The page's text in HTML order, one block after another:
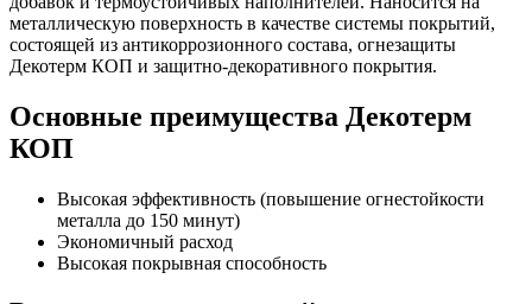
металлическую поверхность в качестве системы покрытий,
состоящей из антикоррозионного состава, огнезащиты
Декотерм КОП и защитно-декоративного покрытия.
Основные преимущества Декотерм
КОП
Высокая эффективность (повышение огнестойкости
металла до 150 минут)
Экономичный расход
Высокая покрывная способность